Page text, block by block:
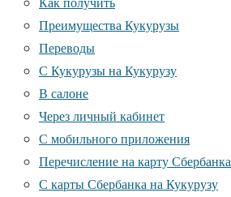
Преимущества Кукурузы
Переводы
С Кукурузы на Кукурузу
В салоне
Через личный кабинет
С мобильного приложения
Перечисление на карту Сбербанка
С карты Сбербанка на Кукурузу